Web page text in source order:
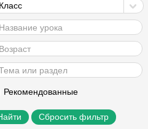
Класс
Рекомендованные
Сбросить фильтр